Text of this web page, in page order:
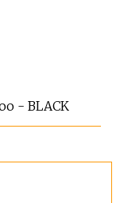
- BLACK